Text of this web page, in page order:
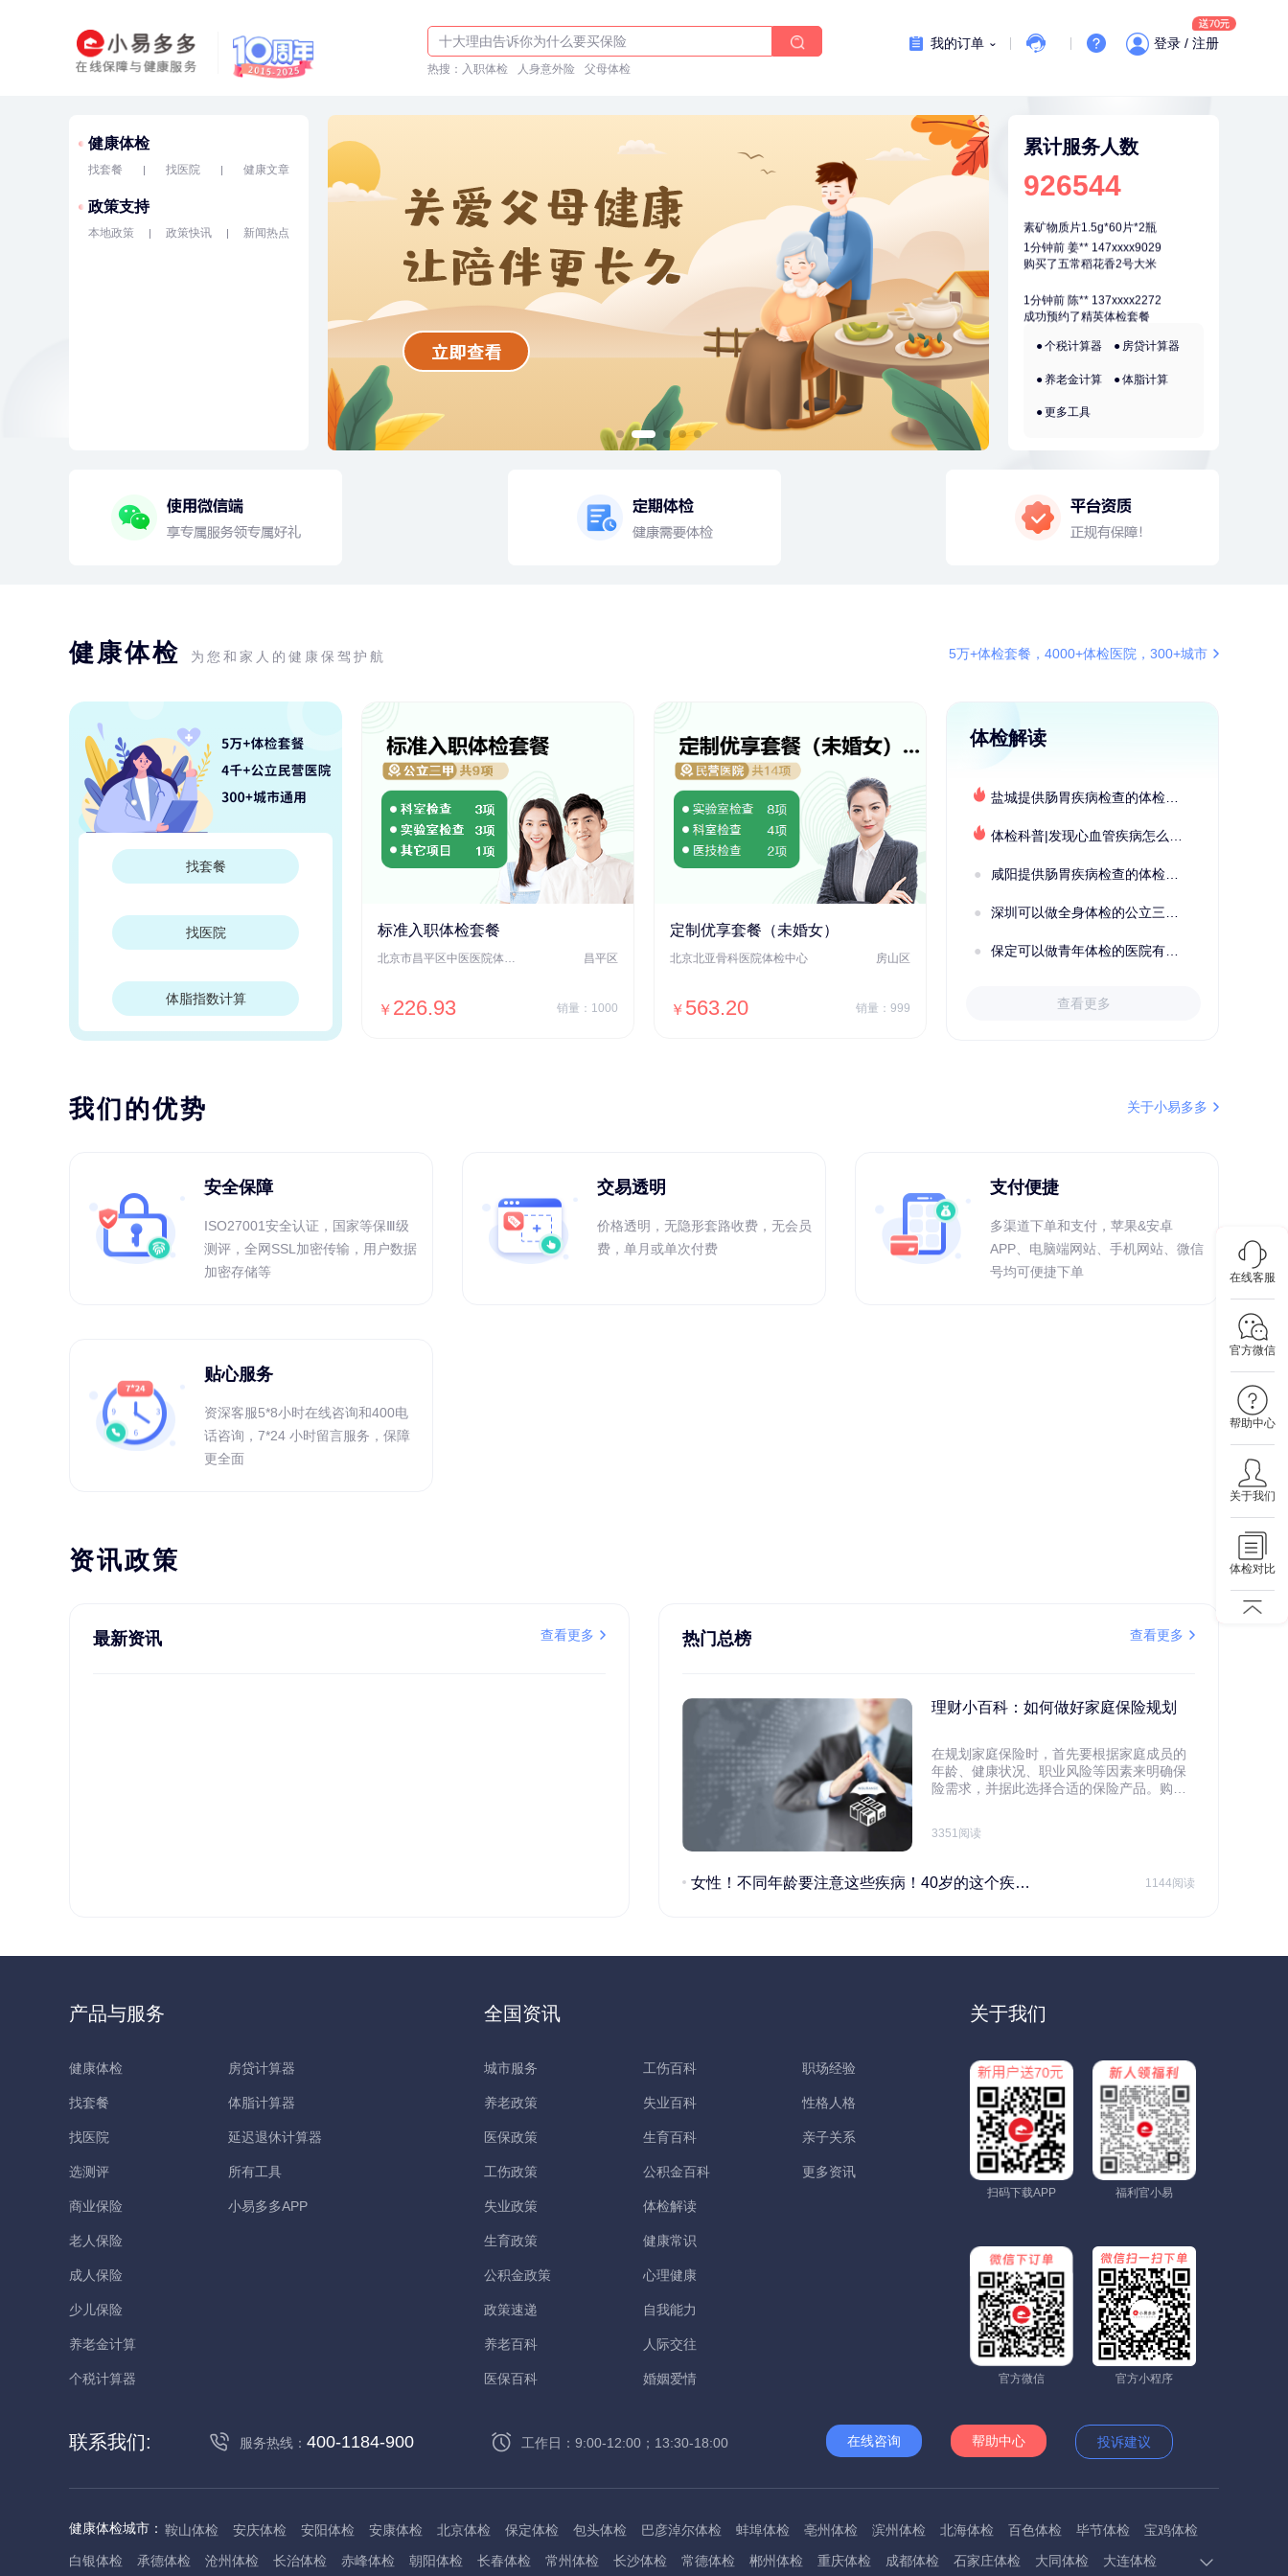
十大理由告诉你为什么要买保险
入职体检在线预约
热搜： 入职体检 人身意外险 父母体检
我的订单 登录 / 注册
健康体检
找套餐 找医院 健康文章
政策支持
本地政策 政策快讯 新闻热点
累计服务人数
926544
成功预约了尊享版孕前套餐（女）
购买了汤臣倍健多维男士多种维生
素矿物质片1.5g*60片*2瓶
刚刚 毛** 138xxxx7616
购买了汤臣倍健多维男士多种维生
1分钟前 姜** 147xxxx9029
购买了五常稻花香2号大米
成功预约了精英体检套餐
成功预约青春体检卡（女）
2分钟前 熊** 177xxxx7832
购买了时尚羽毛球套装ES-YM601
成功预约了男性体检套餐
7分钟前 李** 181xxxx3976
7分钟前 王** 156xxxx1187
个税计算器 房贷计算器
养老金计算 体脂计算
更多工具
健康体检 为您和家人的健康保驾护航 5万+体检套餐，4000+体检医院，300+城市
找套餐
找医院
体脂指数计算
标准入职体检套餐
北京市昌平区中医医院体检中心 昌平区
￥ 226.93 销量：1000
定制优享套餐（未婚女）
北京北亚骨科医院体检中心 房山区
￥ 563.20 销量：999
秦皇岛市第一医院体检中心 北戴河区
体检解读
盐城提供肠胃疾病检查的体检套餐有哪些？体检机构有哪些选择？如何预约？
体检科普|发现心血管疾病怎么办？
咸阳提供肠胃疾病检查的体检套餐有哪些？体检机构有哪些选择？如何预约？
深圳可以做全身体检的公立三甲医院及体检套餐汇总
保定可以做青年体检的医院有哪些？有哪些套餐可以选择？
查看更多
我们的优势 关于小易多多
安全保障
ISO27001安全认证，国家等保Ⅲ级
测评，全网SSL加密传输，用户数据
加密存储等
交易透明
价格透明，无隐形套路收费，无会员
费，单月或单次付费
支付便捷
多渠道下单和支付，苹果&安卓
APP、电脑端网站、手机网站、微信
号均可便捷下单
贴心服务
资深客服5*8小时在线咨询和400电
话咨询，7*24 小时留言服务，保障
更全面
资讯政策
最新资讯 查看更多 热门总榜 查看更多
理财小百科：如何做好家庭保险规划
在规划家庭保险时，首先要根据家庭成员的
年龄、健康状况、职业风险等因素来明确保
险需求，并据此选择合适的保险产品。购买
规划家庭财务预算，确保保险费用不会对家
要经济支柱投保。
3351阅读
女性！不同年龄要注意这些疾病！40岁的这个疾病最需要注意！ 1144阅读
产品与服务
健康体检
找套餐
找医院
选测评
商业保险
老人保险
成人保险
少儿保险
养老金计算
个税计算器
房贷计算器
体脂计算器
延迟退休计算器
所有工具
小易多多APP
全国资讯
城市服务
养老政策
医保政策
工伤政策
失业政策
生育政策
公积金政策
政策速递
养老百科
医保百科
工伤百科
失业百科
生育百科
公积金百科
体检解读
健康常识
心理健康
自我能力
人际交往
婚姻爱情
职场经验
性格人格
亲子关系
更多资讯
关于我们
扫码下载APP 福利官小易
官方微信 官方小程序
联系我们: 服务热线： 400-1184-900 工作日：9:00-12:00；13:30-18:00 在线咨询 帮助中心 投诉建议
健康体检城市： 鞍山体检 安庆体检 安阳体检 安康体检 北京体检 保定体检 包头体检 巴彦淖尔体检 蚌埠体检 亳州体检 滨州体检 北海体检 百色体检 毕节体检
宝鸡体检
白银体检
承德体检 沧州体检 长治体检 赤峰体检 朝阳体检 长春体检 常州体检 长沙体检 常德体检 郴州体检 重庆体检 成都体检 石家庄体检 大同体检 大连体检
在线客服
官方微信
帮助中心
关于我们
体检对比